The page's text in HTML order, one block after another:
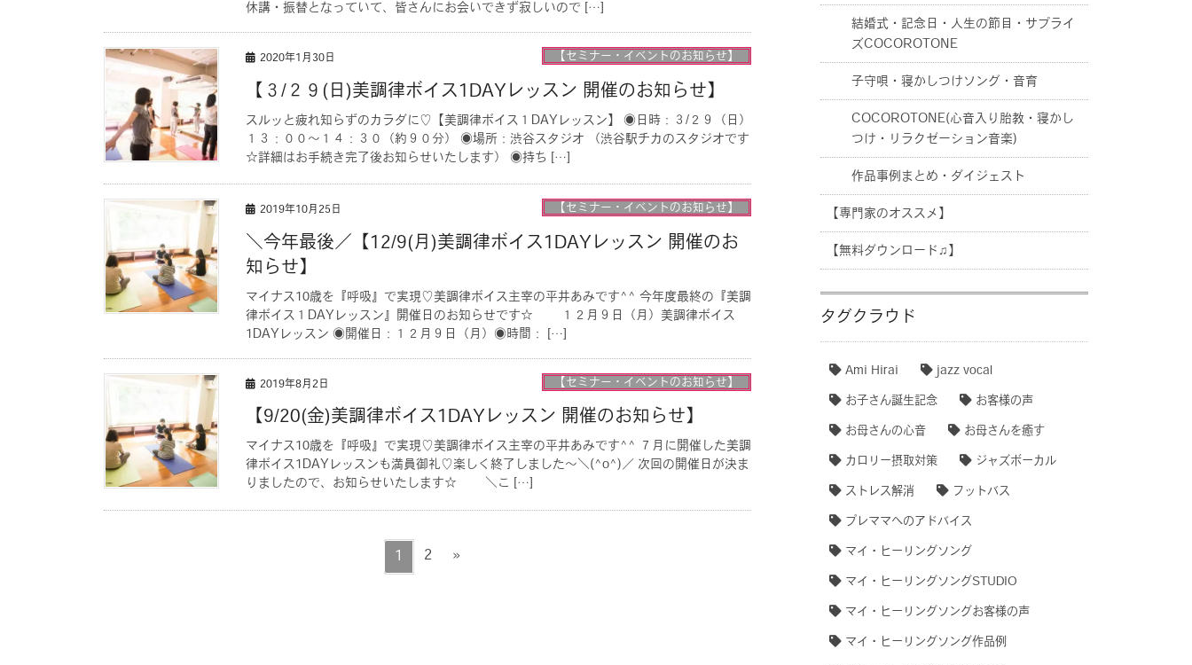
休講・振替となっていて、皆さんにお会いできず寂しいので […]
2020年1月30日 【セミナー・イベントのお知らせ】
【３/２９(日)美調律ボイス1DAYレッスン 開催のお知らせ】
スルッと疲れ知らずのカラダに♡【美調律ボイス１DAYレッスン】 ◉日時：３/２９（日）
１３：００〜１４：３０（約９０分） ◉場所：渋谷スタジオ （渋谷駅チカのスタジオです
☆詳細はお手続き完了後お知らせいたします） ◉持ち […]
2019年10月25日 【セミナー・イベントのお知らせ】
＼今年最後／【12/9(月)美調律ボイス1DAYレッスン 開催のお
知らせ】
マイナス10歳を『呼吸』で実現♡美調律ボイス主宰の平井あみです^^ 今年度最終の『美調
律ボイス１DAYレッスン』開催日のお知らせです☆ １２月９日（月）美調律ボイス
1DAYレッスン ◉開催日：１２月９日（月）◉時間： […]
2019年8月2日 【セミナー・イベントのお知らせ】
【9/20(金)美調律ボイス1DAYレッスン 開催のお知らせ】
マイナス10歳を『呼吸』で実現♡美調律ボイス主宰の平井あみです^^ ７月に開催した美調
律ボイス1DAYレッスンも満員御礼♡楽しく終了しました〜＼(^o^)／ 次回の開催日が決ま
りましたので、お知らせいたします☆ ＼こ […]
ペ
ー
1
ペ
2 »
結婚式・記念日・人生の節目・サプライ
ズCOCOROTONE
子守唄・寝かしつけソング・音育
COCOROTONE(心音入り胎教・寝かし
つけ・リラクゼーション音楽)
作品事例まとめ・ダイジェスト
【専門家のオススメ】
【無料ダウンロード♫】
タグクラウド
Ami Hirai jazz vocal
お子さん誕生記念 お客様の声
お母さんの心音 お母さんを癒す
カロリー摂取対策 ジャズボーカル
ストレス解消 フットバス
プレママへのアドバイス
マイ・ヒーリングソング
マイ・ヒーリングソングSTUDIO
マイ・ヒーリングソングお客様の声
マイ・ヒーリングソング作品例